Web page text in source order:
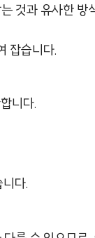
것과 유사한 방
잡습니다.
니다.
다.